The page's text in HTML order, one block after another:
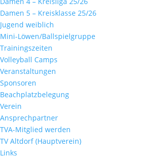
Damen 5 – Kreisklasse 25/26
Jugend weiblich
Mini-Löwen/Ballspielgruppe
Trainingszeiten
Volleyball Camps
Veranstaltungen
Sponsoren
Beachplatzbelegung
Verein
Ansprechpartner
TVA-Mitglied werden
TV Altdorf (Hauptverein)
Links